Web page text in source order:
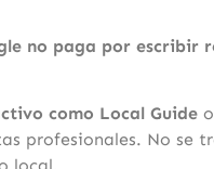
no paga por escribir
como Local Guide
profesionales. No se